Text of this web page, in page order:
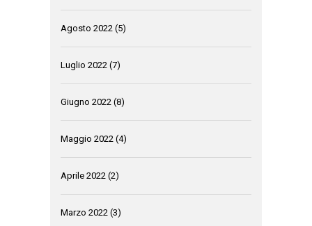
Agosto 2022 (5)
Luglio 2022 (7)
Giugno 2022 (8)
Maggio 2022 (4)
Aprile 2022 (2)
Marzo 2022 (3)